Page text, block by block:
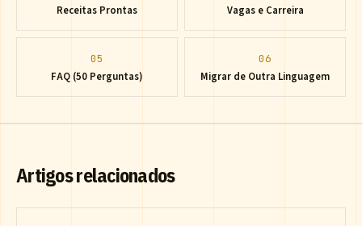
Receitas Prontas Vagas e Carreira
05
FAQ (50 Perguntas)
06
Migrar de Outra Linguagem
Artigos relacionados